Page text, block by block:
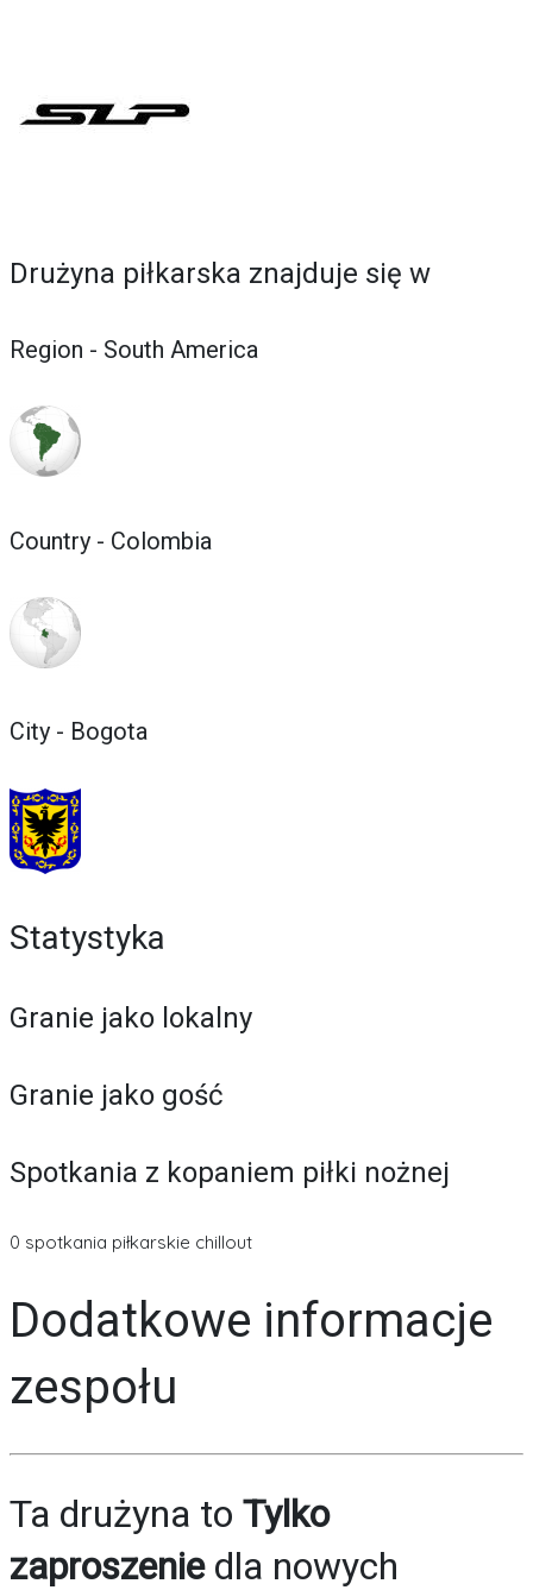
Drużyna piłkarska znajduje się w
Region - South America
Country - Colombia
City - Bogota
Statystyka
Granie jako lokalny
Granie jako gość
Spotkania z kopaniem piłki nożnej
0 spotkania piłkarskie chillout
Dodatkowe informacje
zespołu
Ta drużyna to Tylko
zaproszeniedla nowych